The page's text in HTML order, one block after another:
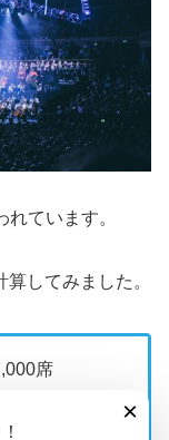
ています。
してみました。
席
×